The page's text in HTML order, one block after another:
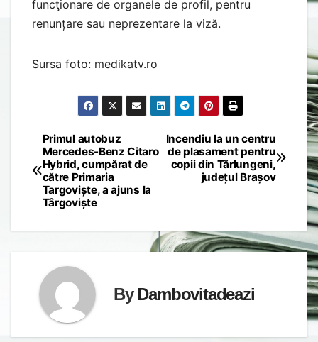
funcţionare de organele de profil, pentru
renunțare sau neprezentare la viză.
Sursa foto: medikatv.ro
Post
navigation
Incendiu la un centru
de plasament pentru
copii din Tărlungeni,
județul Brașov
Primul autobuz
Mercedes-Benz Citaro
Hybrid, cumpărat de
către Primaria
Targoviște, a ajuns la
Târgoviște
ByDambovitadeazi